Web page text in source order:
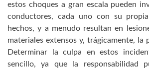
estos choques a gran escala pueden
conductores, cada uno con su
hechos, y a menudo resultan en
materiales extensos y, trágicamente, la
Determinar la culpa en estos
sencillo, ya que la responsabilidad